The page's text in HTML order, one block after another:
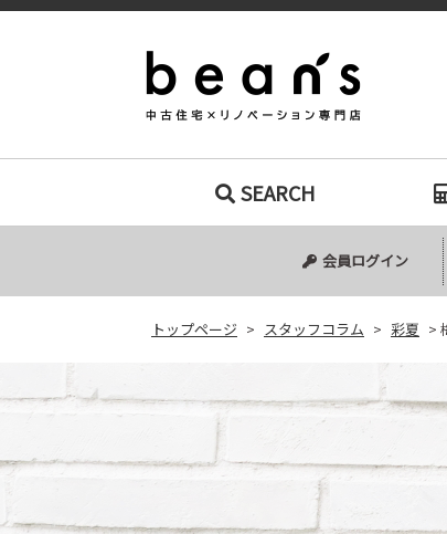
梅雨
SEARCH
中古マンション
中古一戸建て
新築一戸建て
土地
会員ログイン
トップページ > スタッフコラム > 彩夏 >